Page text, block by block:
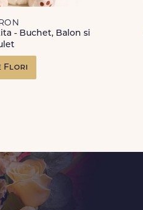
- Buchet, Balon si
Flori